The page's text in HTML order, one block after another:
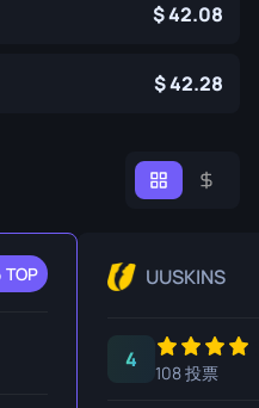
42.08
42.28
TOP UUSKINS
4
108 投票